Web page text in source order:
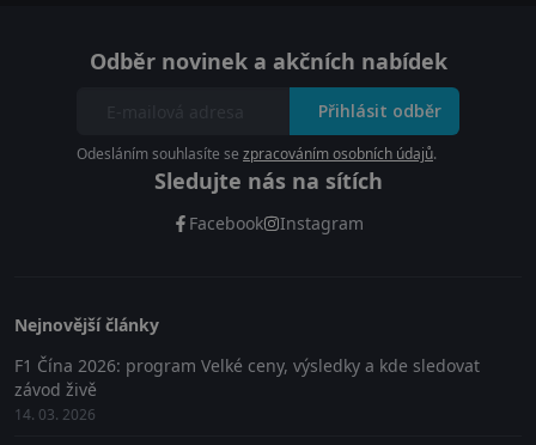
Odběr novinek a akčních nabídek
Přihlásit odběr
Odesláním souhlasíte se zpracováním osobních údajů.
Sledujte nás na sítích
Facebook Instagram
Nejnovější články
F1 Čína 2026: program Velké ceny, výsledky a kde sledovat
závod živě
14. 03. 2026